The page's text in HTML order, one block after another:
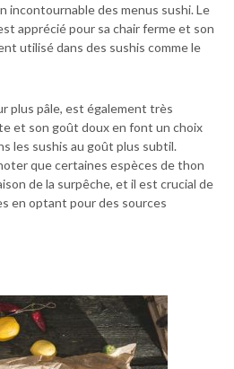
incontournable des menus sushi. Le
apprécié pour sa chair ferme et son
utilisé dans des sushis comme le
plus pâle, est également très
et son goût doux en font un choix
les sushis au goût plus subtil.
que certaines espèces de thon
de la surpêche, et il est crucial de
en optant pour des sources